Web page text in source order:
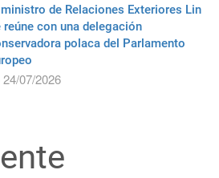
ministro de Relaciones Exteriores Lin
reúne con una delegación
polaca del Parlamento
24/07/2026